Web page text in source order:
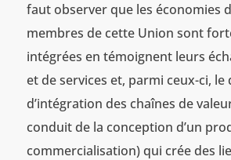
faut observer que les économies
membres de cette Union sont
intégrées en témoignent leurs
et de services et, parmi ceux-ci, le
d’intégration des chaînes de
conduit de la conception d’un
commercialisation) qui crée des